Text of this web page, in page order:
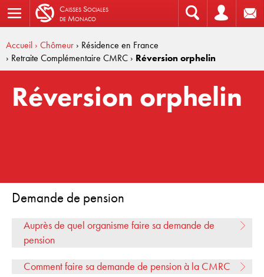
CaissesSociales
de Monaco
Accueil › Chômeur › Résidence en France
› Retraite Complémentaire CMRC › Réversion orphelin
Réversion orphelin
Demande de pension
Auprès de quel organisme faire sa demande de
pension
Comment faire sa demande de pension à la CMRC